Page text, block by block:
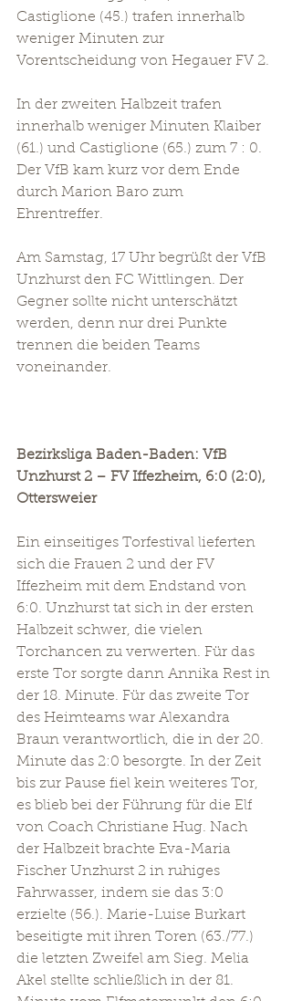
Castiglione (45.) trafen innerhalb
weniger Minuten zur
Vorentscheidung von Hegauer FV 2.
In der zweiten Halbzeit trafen
innerhalb weniger Minuten Klaiber
(61.) und Castiglione (65.) zum 7 : 0.
Der VfB kam kurz vor dem Ende
durch Marion Baro zum
Ehrentreffer.
Am Samstag, 17 Uhr begrüßt der VfB
Unzhurst den FC Wittlingen. Der
Gegner sollte nicht unterschätzt
werden, denn nur drei Punkte
trennen die beiden Teams
voneinander.
Bezirksliga Baden-Baden: VfB
Unzhurst 2 – FV Iffezheim, 6:0 (2:0),
Ottersweier
Ein einseitiges Torfestival lieferten
sich die Frauen 2 und der FV
Iffezheim mit dem Endstand von
6:0. Unzhurst tat sich in der ersten
Halbzeit schwer, die vielen
Torchancen zu verwerten. Für das
erste Tor sorgte dann Annika Rest in
der 18. Minute. Für das zweite Tor
des Heimteams war Alexandra
Braun verantwortlich, die in der 20.
Minute das 2:0 besorgte. In der Zeit
bis zur Pause fiel kein weiteres Tor,
es blieb bei der Führung für die Elf
von Coach Christiane Hug. Nach
der Halbzeit brachte Eva-Maria
Fischer Unzhurst 2 in ruhiges
Fahrwasser, indem sie das 3:0
erzielte (56.). Marie-Luise Burkart
beseitigte mit ihren Toren (63./77.)
die letzten Zweifel am Sieg. Melia
Akel stellte schließlich in der 81.